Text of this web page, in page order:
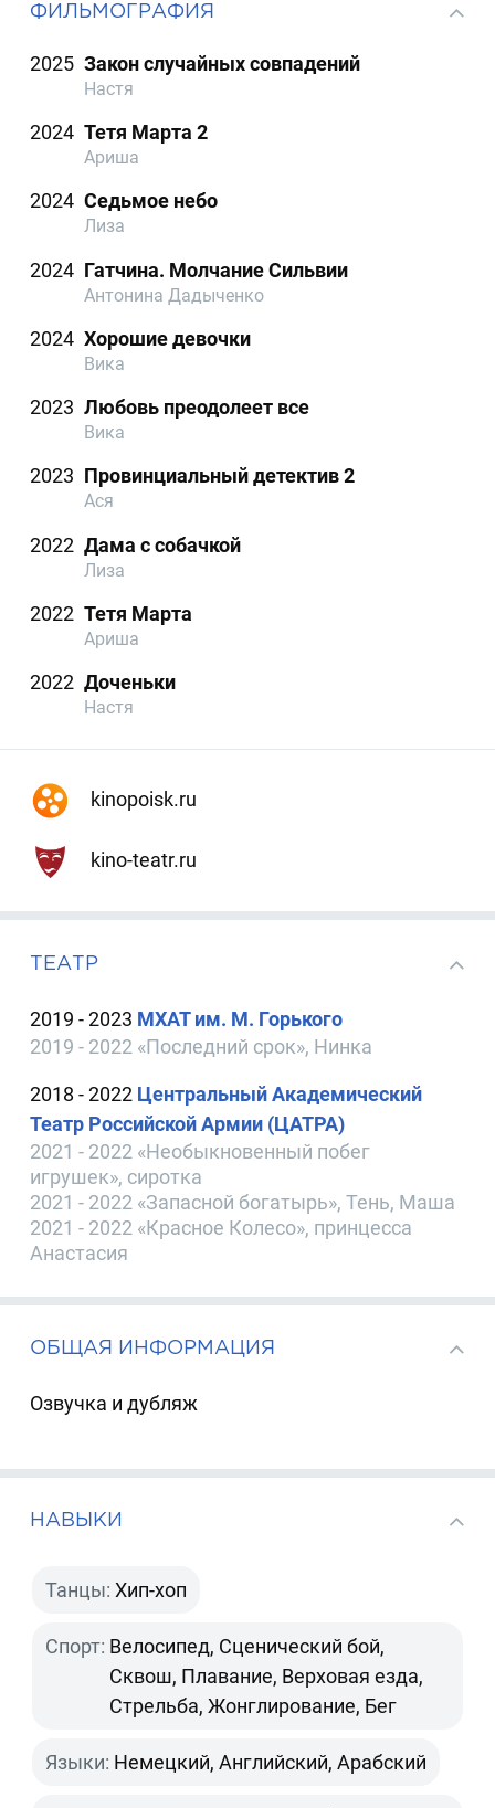
ФИЛЬМОГРАФИЯ
2025 Закон случайных совпадений
Настя
2024 Тетя Марта 2
Ариша
2024 Седьмое небо
Лиза
2024 Гатчина. Молчание Сильвии
Антонина Дадыченко
2024 Хорошие девочки
Вика
2023 Любовь преодолеет все
Вика
2023 Провинциальный детектив 2
Ася
2022 Дама с собачкой
Лиза
2022 Тетя Марта
Ариша
2022 Доченьки
Настя
kinopoisk.ru
kino-teatr.ru
ТЕАТР
2019 - 2023 МХАТ им. М. Горького
2019 - 2022 «Последний срок», Нинка
2018 - 2022 Центральный Академический
Театр Российской Армии (ЦАТРА)
2021 - 2022 «Необыкновенный побег
игрушек», сиротка
2021 - 2022 «Запасной богатырь», Тень, Маша
2021 - 2022 «Красное Колесо», принцесса
Анастасия
ОБЩАЯ ИНФОРМАЦИЯ
Озвучка и дубляж
НАВЫКИ
Танцы: Хип-хоп
Спорт: Велосипед, Сценический бой,
Сквош, Плавание, Верховая езда,
Стрельба, Жонглирование, Бег
Языки: Немецкий, Английский, Арабский